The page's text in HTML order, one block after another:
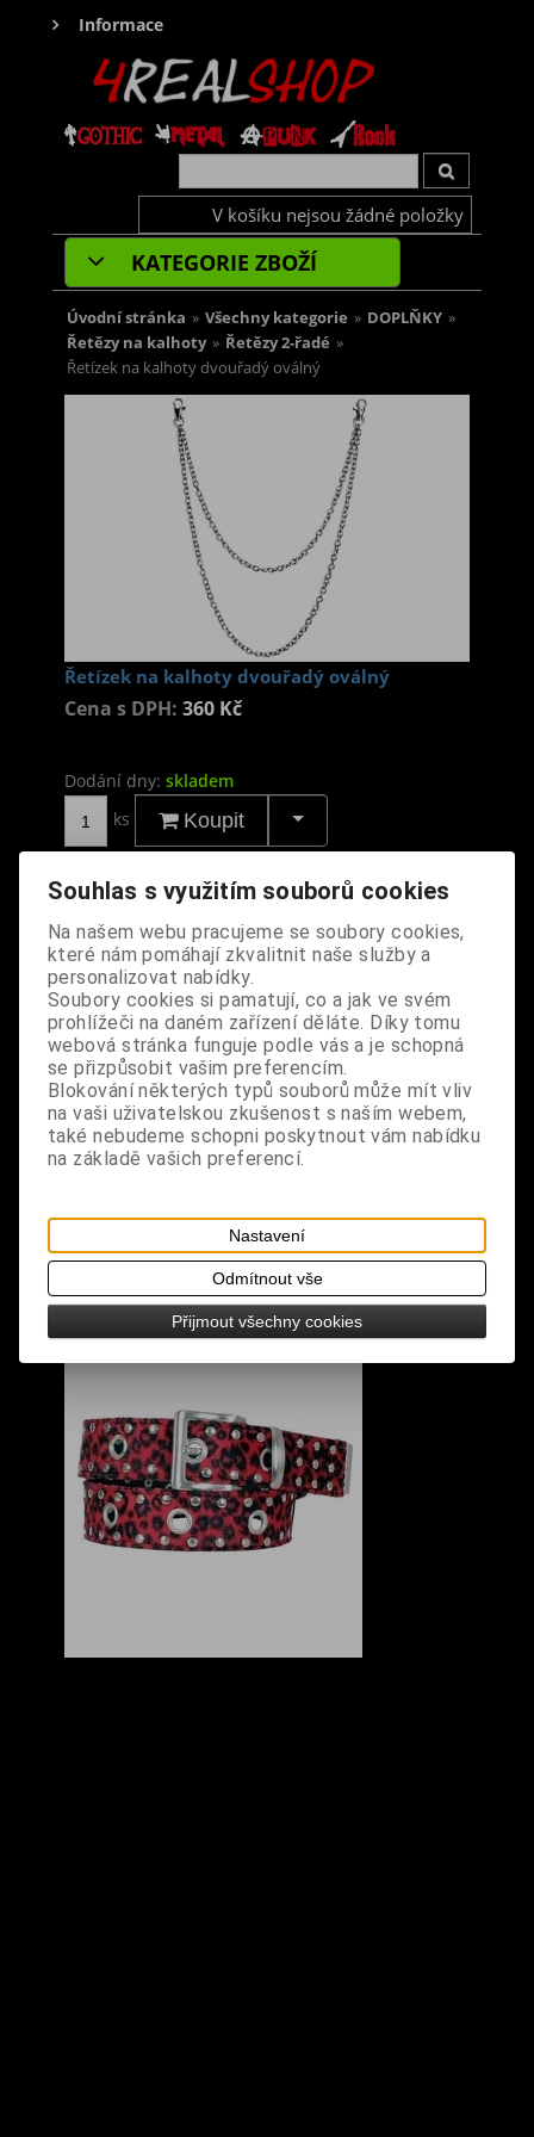
Informace
V košíku nejsou žádné položky
KATEGORIE ZBOŽÍ
Úvodní stránka » Všechny kategorie » DOPLŇKY »
Řetězy na kalhoty » Řetězy 2-řadé »
Řetízek na kalhoty dvouřadý oválný
Řetízek na kalhoty dvouřadý oválný
Cena s DPH: 360 Kč
Dodání dny: skladem
ks
Koupit
Výrobce:CZ
Katalogové číslo:
DORERETBPUS5757
Záruka (měsíců):24
Dotaz na výrobek
Tisk
materiál: kov
design: řetízek na kalhoty
rozměry: celková délka 76 cm, šířka 0,7 cm
S výrobkem se také prodává
Souhlas s využitím souborů cookies
Na našem webu pracujeme se soubory cookies,
které nám pomáhají zkvalitnit naše služby a
personalizovat nabídky.
Soubory cookies si pamatují, co a jak ve svém
prohlížeči na daném zařízení děláte. Díky tomu
webová stránka funguje podle vás a je schopná
se přizpůsobit vašim preferencím.
Blokování některých typů souborů může mít vliv
na vaši uživatelskou zkušenost s naším webem,
také nebudeme schopni poskytnout vám nabídku
na základě vašich preferencí.
Nastavení
Odmítnout vše
Přijmout všechny cookies